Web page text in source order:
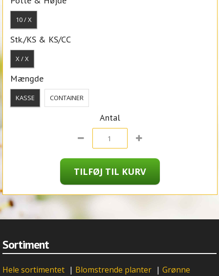
10 / X
Stk./KS & KS/CC
X / X
Mængde
KASSE CONTAINER
Antal
Sortiment
Hele sortimentet | Blomstrende planter | Grønne